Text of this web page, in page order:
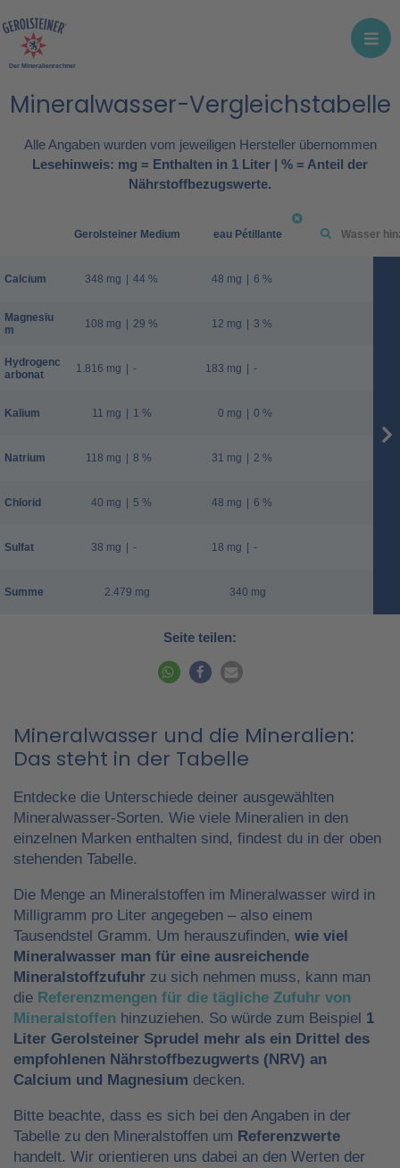
Der Mineralienrechner
Mineralwasser-Vergleichstabelle
Alle Angaben wurden vom jeweiligen Hersteller übernommen
Lesehinweis: mg = Enthalten in 1 Liter | % = Anteil der
Nährstoffbezugswerte.
Calcium
Magnesiu
m
Hydrogenc
arbonat
Kalium
Natrium
Chlorid
Sulfat
Summe
Gerolsteiner Medium
348 mg | 44 %
108 mg | 29 %
1.816 mg | -
11 mg | 1 %
118 mg | 8 %
40 mg | 5 %
38 mg | -
2.479 mg
eau Pétillante
48 mg | 6 %
12 mg | 3 %
183 mg | -
0 mg | 0 %
31 mg | 2 %
48 mg | 6 %
18 mg | -
340 mg
Seite teilen:
Mineralwasser und die Mineralien:
Das steht in der Tabelle
Entdecke die Unterschiede deiner ausgewählten
Mineralwasser-Sorten. Wie viele Mineralien in den
einzelnen Marken enthalten sind, findest du in der oben
stehenden Tabelle.
Die Menge an Mineralstoffen im Mineralwasser wird in
Milligramm pro Liter angegeben – also einem
Tausendstel Gramm. Um herauszufinden, wie viel
Mineralwasser man für eine ausreichende
Mineralstoffzufuhr zu sich nehmen muss, kann man
die Referenzmengen für die tägliche Zufuhr von
Mineralstoffen hinzuziehen. So würde zum Beispiel 1
Liter Gerolsteiner Sprudel mehr als ein Drittel des
empfohlenen Nährstoffbezugwerts (NRV) an
Calcium und Magnesium decken.
Bitte beachte, dass es sich bei den Angaben in der
Tabelle zu den Mineralstoffen um Referenzwerte
handelt. Wir orientieren uns dabei an den Werten der